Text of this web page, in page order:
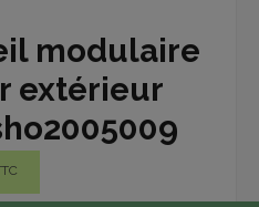
modulaire
extérieur